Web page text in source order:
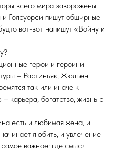
всего мира заворожены
Голсуорси пишут обширные
вот-вот напишут «Войну и
герои и героини
– Растиньяк, Жюльен
так или иначе к
карьера, богатство, жизнь с
есть и любимая жена, и
любить, и увлечение
важное: где смысл